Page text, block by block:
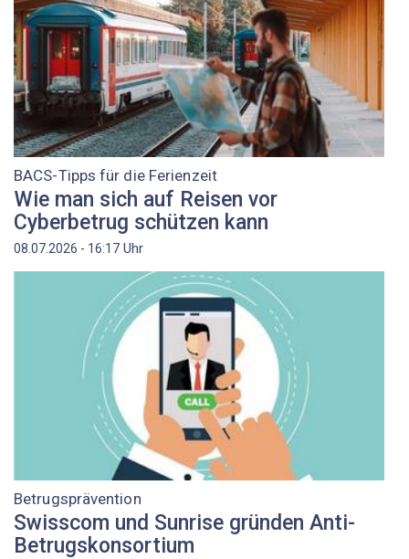
BACS-Tipps für die Ferienzeit
Wie man sich auf Reisen vor
Cyberbetrug schützen kann
08.07.2026 - 16:17 Uhr
Betrugsprävention
Swisscom und Sunrise gründen Anti-
Betrugskonsortium